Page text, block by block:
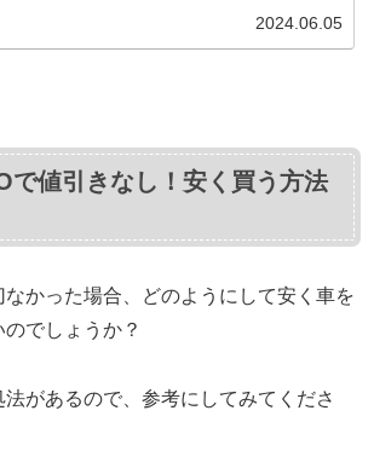
2024.06.05
で値引きなし！安く買う方法
なかった場合、どのようにして安く車を
でしょうか？
法があるので、参考にしてみてくださ